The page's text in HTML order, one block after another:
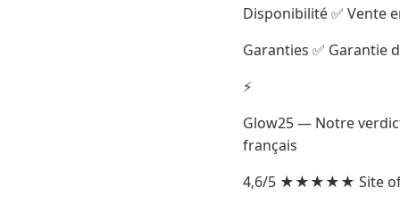
Disponibilité ✅ Vente
Garanties ✅ Garantie
⚡
Glow25 — Notre
français
4,6/5 ★★★★★ Site